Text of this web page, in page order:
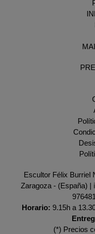
Escultor Félix Burriel
Zaragoza - (España) |
Horario: 9.15h a
(*) Precios